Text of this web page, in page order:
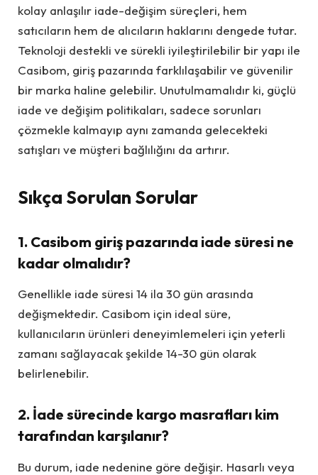
kolay anlaşılır iade-değişim süreçleri, hem
satıcıların hem de alıcıların haklarını dengede tutar.
Teknoloji destekli ve sürekli iyileştirilebilir bir yapı ile
Casibom, giriş pazarında farklılaşabilir ve güvenilir
bir marka haline gelebilir. Unutulmamalıdır ki, güçlü
iade ve değişim politikaları, sadece sorunları
çözmekle kalmayıp aynı zamanda gelecekteki
satışları ve müşteri bağlılığını da artırır.
Sıkça Sorulan Sorular
1. Casibom giriş pazarında iade süresi ne
kadar olmalıdır?
Genellikle iade süresi 14 ila 30 gün arasında
değişmektedir. Casibom için ideal süre,
kullanıcıların ürünleri deneyimlemeleri için yeterli
zamanı sağlayacak şekilde 14-30 gün olarak
belirlenebilir.
2. İade sürecinde kargo masrafları kim
tarafından karşılanır?
Bu durum, iade nedenine göre değişir. Hasarlı veya